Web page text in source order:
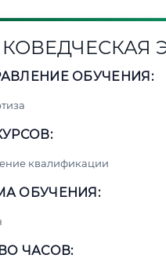
ОБУЧЕНИЯ:
квалификации
ОБУЧЕНИЯ:
ЧАСОВ: